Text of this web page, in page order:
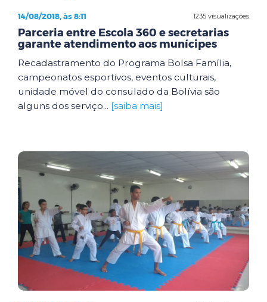
1235 visualizações
14/08/2018, às 8:11
Parceria entre Escola 360 e secretarias
garante atendimento aos munícipes
Recadastramento do Programa Bolsa Família,
campeonatos esportivos, eventos culturais,
unidade móvel do consulado da Bolívia são
alguns dos serviço... [saiba mais]